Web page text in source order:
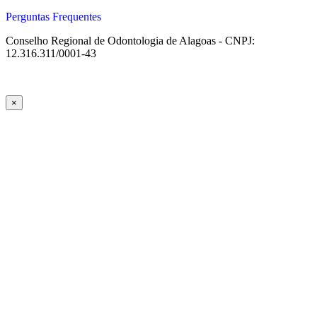
Perguntas Frequentes
Conselho Regional de Odontologia de Alagoas - CNPJ:
12.316.311/0001-43
×